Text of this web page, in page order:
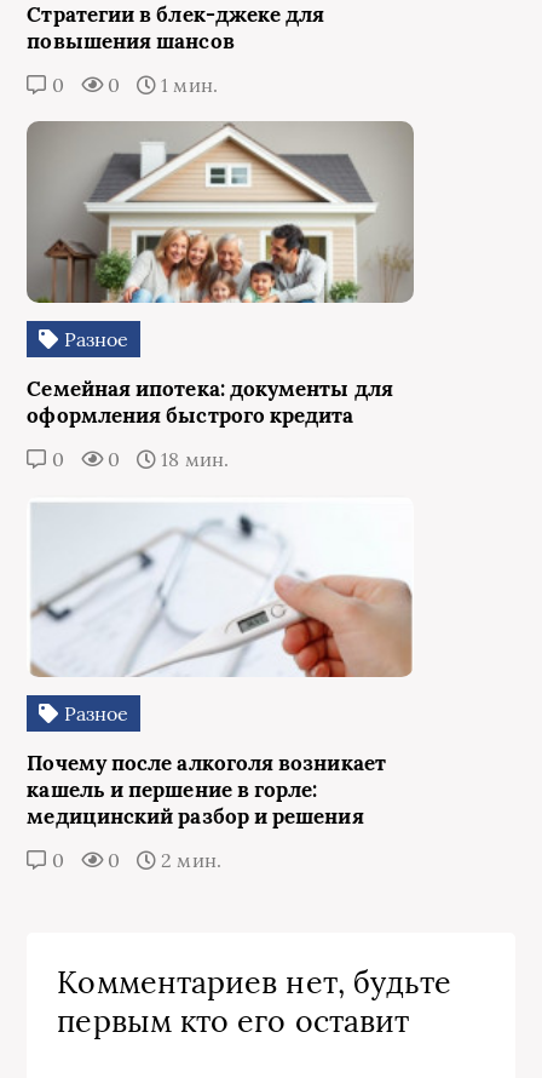
Стратегии в блек-джеке для
повышения шансов
0 0 1 мин.
Разное
Семейная ипотека: документы для
оформления быстрого кредита
0 0 18 мин.
Разное
Почему после алкоголя возникает
кашель и першение в горле:
медицинский разбор и решения
0 0 2 мин.
Комментариев нет, будьте
первым кто его оставит